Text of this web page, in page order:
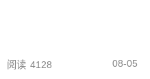
阅读 4128 08-05